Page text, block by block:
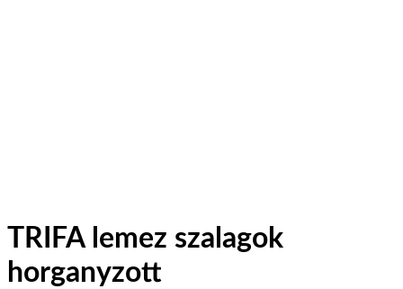
TRIFA lemez szalagok
horganyzott